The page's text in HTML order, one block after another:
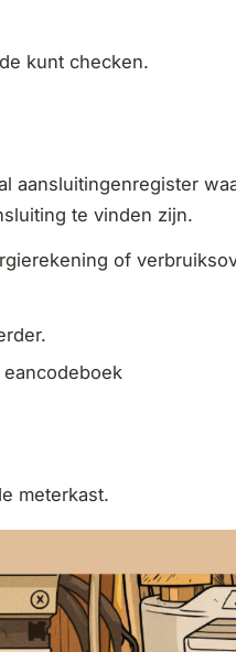
kunt checken.
aansluitingenregister
te vinden zijn.
of
meterkast.